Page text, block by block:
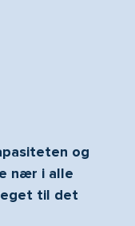
og
nær i alle
til det